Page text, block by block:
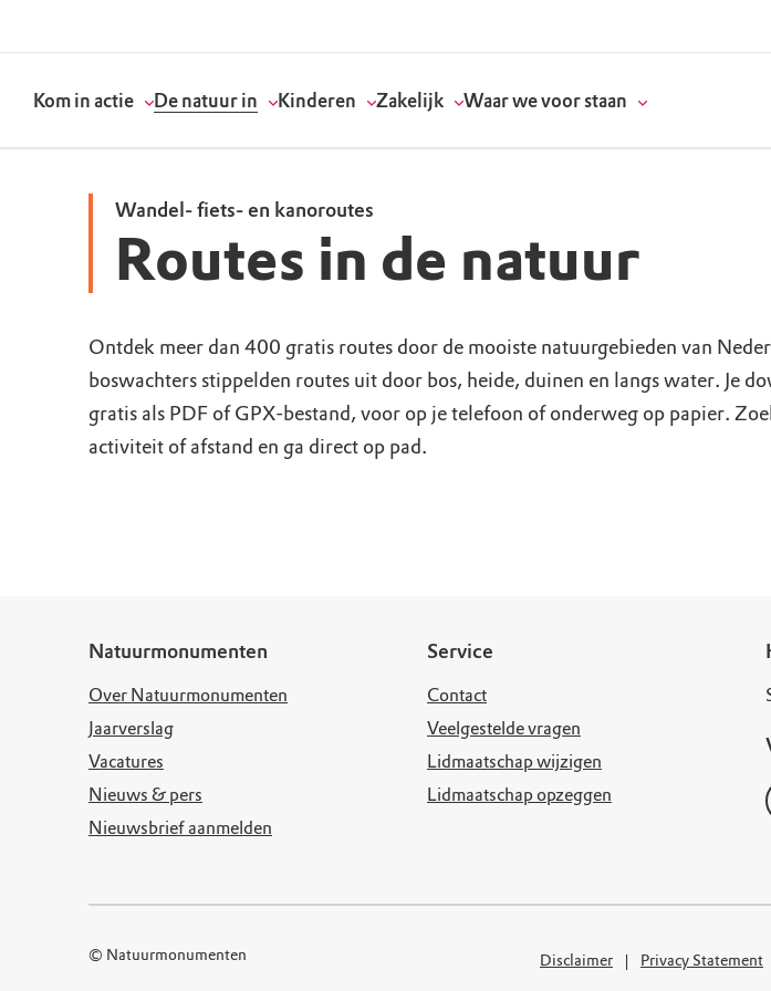
Kom in actie
Doneer
Word vrijwilliger
Werken bij
De natuur in
Routes
Natuurgebieden
Bezoekerscentra
Kinderen
Kinderactiviteiten
Verjaardagsfeestjes
Speeltips
Zakelijk
Geef een bedrijfsdonatie
Vergaderen in de natuur
Onze partners & supporters
Waar we voor staan
Onze visie
Actuele thema's
Wat wij doen
Wandel- fiets- en kanoroutes
Routes in de natuur
Ontdek meer dan 400 gratis routes door de mooiste natuurgebieden van
boswachters stippelden routes uit door bos, heide, duinen en langs water. Je
gratis als PDF of GPX-bestand, voor op je telefoon of onderweg op papier.
activiteit of afstand en ga direct op pad.
Natuurmonumenten
Over Natuurmonumenten
Jaarverslag
Vacatures
Nieuws & pers
Nieuwsbrief aanmelden
Service
Contact
Veelgestelde vragen
Lidmaatschap wijzigen
Lidmaatschap opzeggen
© Natuurmonumenten Disclaimer Privacy Statement